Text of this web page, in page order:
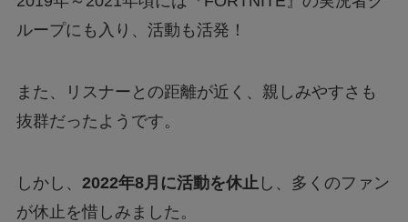
ループにも入り、活動も活発！
また、リスナーとの距離が近く、親しみやすさも
抜群だったようです。
しかし、 2022年8月に活動を休止 し、多くのファン
が休止を惜しみました。